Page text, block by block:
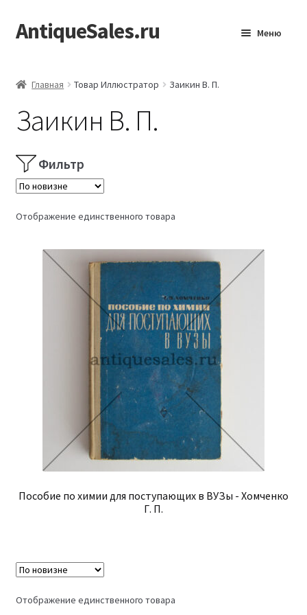
Перейти
к
Перейти
к
AntiqueSales.ru Меню
Главная Товар Иллюстратор Заикин В. П.
Заикин В. П.
Фильтр
Отображение единственного товара
Пособие по химии для поступающих в ВУЗы - Хомченко
Г. П.
Отображение единственного товара